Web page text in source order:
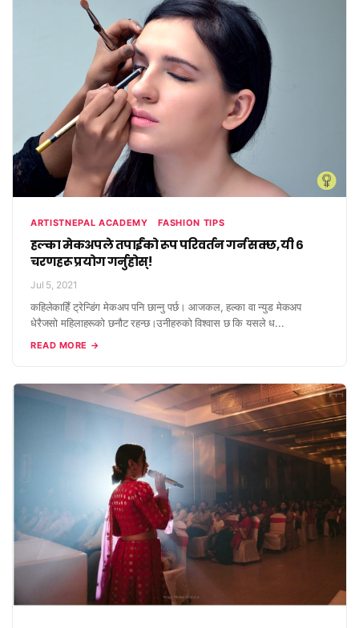
ARTISTNEPAL ACADEMY FASHION TIPS
हल्का मेकअपले तपाईंको रूप परिवर्तन गर्न सक्छ, यी ६
चरणहरू प्रयोग गर्नुहोस्!
Jul 5, 2021
कहिलेकाहिँ ट्रेन्डिंग मेकअप पनि छान्नु पर्छ। आजकल, हल्का वा न्युड मेकअप
धेरैजसो महिलाहरूको छनौट रहन्छ।उनीहरुको विश्वास छ कि यसले ध...
READ MORE →